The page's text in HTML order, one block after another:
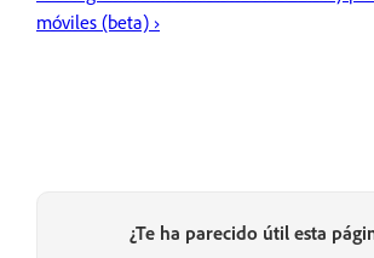
móviles (beta) ›
¿Te ha parecido útil esta